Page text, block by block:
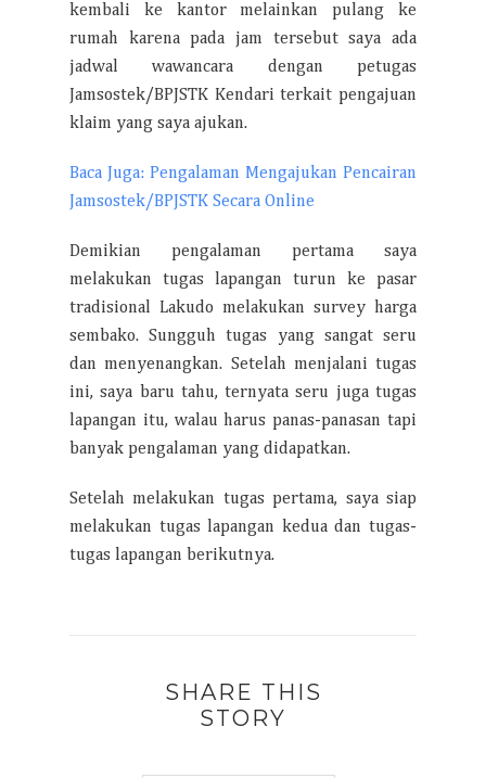
kembali ke kantor melainkan pulang ke
rumah karena pada jam tersebut saya ada
jadwal wawancara dengan petugas
Jamsostek/BPJSTK Kendari terkait pengajuan
klaim yang saya ajukan.
Baca Juga: Pengalaman Mengajukan Pencairan
Jamsostek/BPJSTK Secara Online
Demikian pengalaman pertama saya
melakukan tugas lapangan turun ke pasar
tradisional Lakudo melakukan survey harga
sembako. Sungguh tugas yang sangat seru
dan menyenangkan. Setelah menjalani tugas
ini, saya baru tahu, ternyata seru juga tugas
lapangan itu, walau harus panas-panasan tapi
banyak pengalaman yang didapatkan.
Setelah melakukan tugas pertama, saya siap
melakukan tugas lapangan kedua dan tugas-
tugas lapangan berikutnya.
SHARE THIS
STORY